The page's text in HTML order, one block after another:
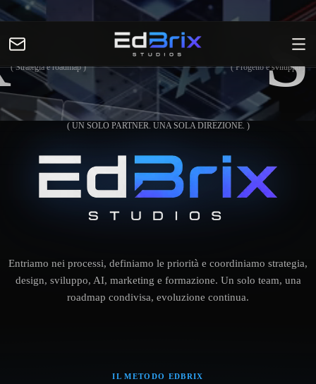
( Strategia e roadmap ) ( Progetto e sviluppo )
( UN SOLO PARTNER. UNA SOLA DIREZIONE. )
Entriamo nei processi, definiamo le priorità e coordiniamo strategia,
design, sviluppo, AI, marketing e formazione. Un solo team, una
roadmap condivisa, evoluzione continua.
IL METODO EDBRIX